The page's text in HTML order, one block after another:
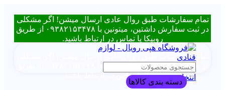
تمام سفارشات طبق روال عادی ارسال میشن! اگر مشکلی
در ثبت سفارش داشتین، میتونین با ۰۹۳۸۲۱۵۳۴۷۸ از طریق
روبیکا یا تماس در ارتباط باشید.
تمام سفارشات طبق روال عادی ارسال میشن! اگر مشکلی
روبیکا یا تماس در ارتباط باشید.انتخاب دسته بندی
دسته بندی کالاها